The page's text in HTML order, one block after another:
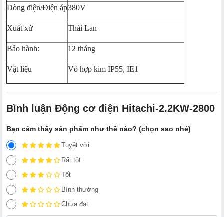
Dòng điện/Điện áp380V
Xuất xứ Thái Lan
Bảo hành: 12 tháng
Vật liệu Vỏ hợp kim IP55, IE1
Bình luận Động cơ điện Hitachi-2.2KW-2800
Bạn cảm thấy sản phẩm như thế nào? (chọn sao nhé)
Tuyệt vời
Rất tốt
Tốt
Bình thường
Chưa đạt